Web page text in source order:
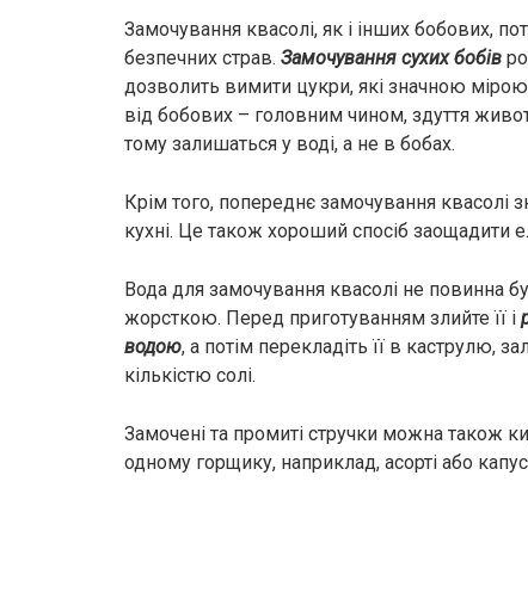
Замочування квасолі, як і інших бобових,
безпечних страв. Замочування сухих бобів
дозволить вимити цукри, які значною
від бобових – головним чином, здуття
тому залишаться у воді, а не в бобах.
Крім того, попереднє замочування квасолі
кухні. Це також хороший спосіб заощадити
Вода для замочування квасолі не повинна
жорсткою. Перед приготуванням злийте її і
водою, а потім перекладіть її в каструлю,
кількістю солі.
Замочені та промиті стручки можна також
одному горщику, наприклад, асорті або